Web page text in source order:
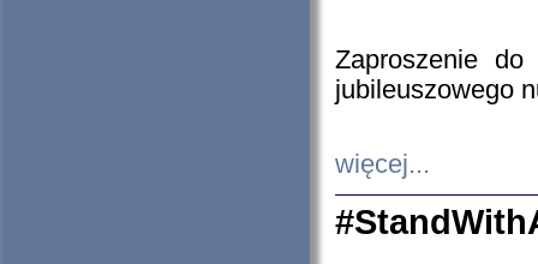
Zaproszenie do
jubileuszowego
więcej...